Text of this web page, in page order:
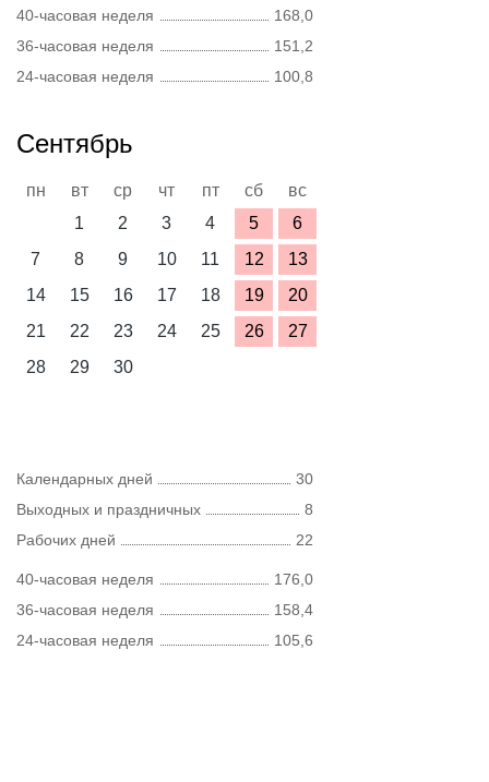
40-часовая неделя
168,0
36-часовая неделя
151,2
24-часовая неделя
100,8
Сентябрь
пн вт ср чт пт сб
вс
1
2 3 4 5
6
7
8 9 10 11 12
13
14
15 16 17 18 19
20
21
22 23 24 25 26
27
28
29 30
Календарных дней
30
Выходных и праздничных
8
Рабочих дней
22
40-часовая неделя
176,0
36-часовая неделя
158,4
24-часовая неделя
105,6